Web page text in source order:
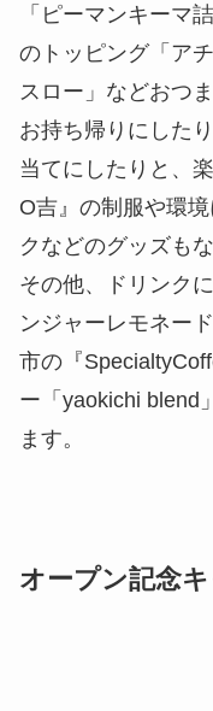
「ピーマンキーマ
のトッピング「ア
スロー」などおつ
お持ち帰りにした
当てにしたりと、
O吉』の制服や環
クなどのグッズも
その他、ドリンク
ンジャーレモネー
市の『
ー「yaokichi blend
ます。
オープン記念